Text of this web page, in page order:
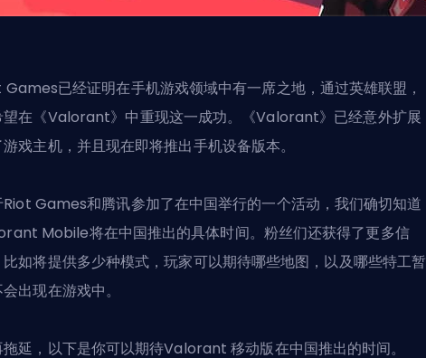
Games已经证明在手机游戏领域中有一席之地，通过英雄联盟，
望在《Valorant》中重现这一成功。《Valorant》已经意外扩展
戏主机，并且现在即将推出手机设备版本。
Riot Games和腾讯参加了在中国举行的一个活动，我们确切知道
Mobile将在中国推出的具体时间。粉丝们还获得了更多信
如将提供多少种模式，玩家可以期待哪些地图，以及哪些特工暂
出现在游戏中。
延，以下是你可以期待Valorant移动版在中国推出的时间。